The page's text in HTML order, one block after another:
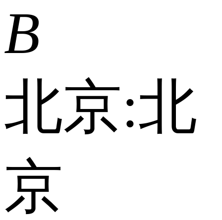
B
北京:北
京